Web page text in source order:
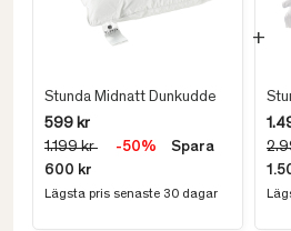
Stunda Midnatt Dunkudde
599 kr
1.199 kr
-50%
Spara
600 kr
Lägsta pris senaste 30 dagar